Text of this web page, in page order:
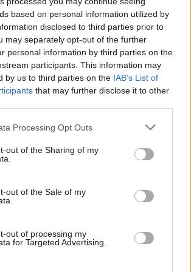
based on personal information utilized by
disclosed to third parties prior to
may separately opt-out of the further
personal information by third parties on the
participants. This information may
by us to third parties on the IAB’s List of
that may further disclose it to other
Processing Opt Outs
out of the Sharing of my
out of the Sale of my
out of processing my
for Targeted Advertising.
δήλωσε: «Η έγκαιρη διάγνωση και
να προλάβει ενδεχόμενα σοβαρά
Μέσα από τα ΚΕΠ Υγείας
πρόληψη μέσω του
ελέγχου. Ο θεσμός των ΚΕΠ
σημαντικό εργαλείο βοήθειας για
να υποβάλλονται σε εξετάσεις
αυτή. Η βαρηκοΐα και σε
μπορεί να οδηγήσει
έγκαιρα βάσει